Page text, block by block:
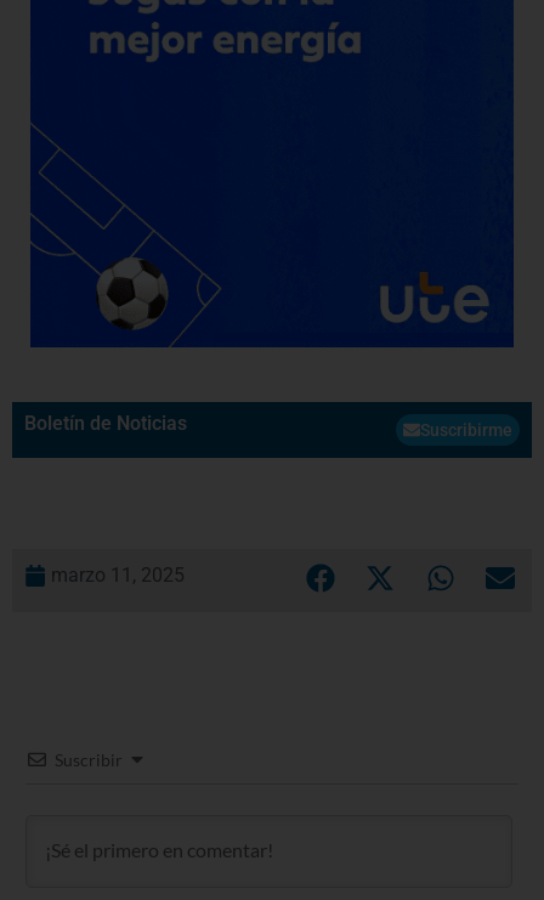
Boletín de Noticias Suscribirme
marzo 11, 2025
Suscribir